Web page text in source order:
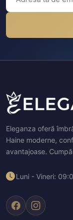
Eleganza oferă
Haine moderne,
avantajoase.
Luni - Vineri: